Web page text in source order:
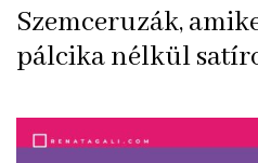
Szemceruzák,
pálcika nélkül